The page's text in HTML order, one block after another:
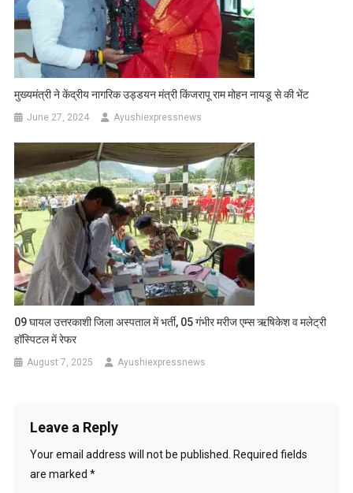
मुख्यमंत्री ने केंद्रीय नागरिक उड्डयन मंत्री किंजरापू राम मोहन नायडू से की भेंट
June 27, 2024 Ayushiexpressnews
09 घायल उत्तरकाशी जिला अस्पताल में भर्ती, 05 गंभीर मरीज एम्स ऋषिकेश व मलेट्री
हॉस्पिटल में रेफर
August 7, 2025 Ayushiexpressnews
Leave a Reply
Your email address will not be published. Required fields
are marked *